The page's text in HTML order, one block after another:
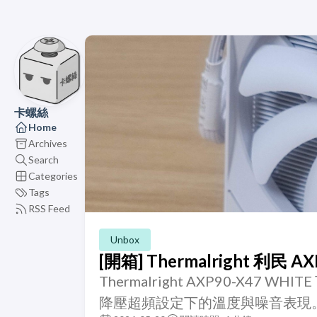
卡螺絲
Home
Archives
Search
Categories
Tags
RSS Feed
Unbox
[開箱] Thermalright 利民
Thermalright AXP90-X47 WHITE
降壓超頻設定下的溫度與噪音表現